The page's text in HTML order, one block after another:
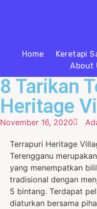
Home Keretapi
About
8 Tarikan
Heritage
November 16, 2020
Terrapuri Heritage
Terengganu
yang menempatkan
tradisional dengan
5 bintang. Terdapat
diaturkan bersama